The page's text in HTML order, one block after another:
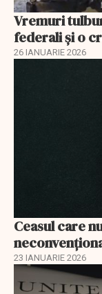
Vremuri
federali și o
26 IANUARIE 2026
Ceasul care
23 IANUARIE 2026